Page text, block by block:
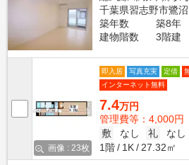
千葉県習志野市鷺沼
築年数
築8年
建物階数
3階建
画像 : 23枚
即入居 写真充実 定借
インターネット無料
7.4万円
管理費等：4,000円
敷
なし 礼
なし
1階
1K 27.32㎡